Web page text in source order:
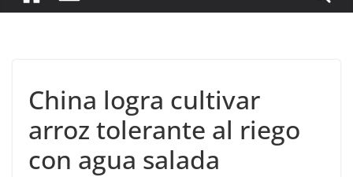
China logra cultivar
arroz tolerante al riego
con agua salada